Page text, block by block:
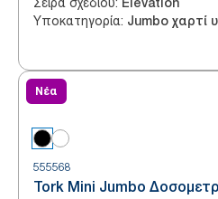
Υποκατηγορία: Jumbo χαρτί
Νέα
555568
Tork Mini Jumbo